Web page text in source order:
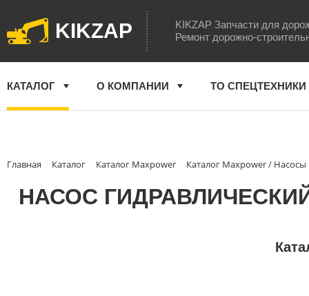
KIKZAP
KIKZAP Запчасти для
Ремонт дорожно-
КАТАЛОГ О КОМПАНИИ ТО СПЕЦТЕХНИКИ
Главная Каталог Каталог Maxpower Каталог Maxpower /
НАСОС ГИДРАВЛИЧЕСКИЙ